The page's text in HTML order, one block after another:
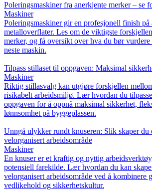
Poleringsmaskiner fra anerkjente merker – se
Maskiner
Poleringsmaskiner gir en profesjonell finish
metalloverflater. Les om de viktigste
merker, og få oversikt over hva du bør
neste maskin.
Tilpass stillaset til oppgaven: Maksimal
Maskiner
Riktig stillasvalg kan utgjøre forskjellen
risikabelt arbeidsmiljø. Lær hvordan du
oppgaven for å oppnå maksimal sikkerhet,
lønnsomhet på byggeplassen.
Unngå ulykker rundt knuseren: Slik skaper du
velorganisert arbeidsområde
Maskiner
En knuser er et kraftig og nyttig
potensiell farekilde. Lær hvordan du kan
velorganisert arbeidsområde ved å kombinere
vedlikehold og sikkerhetskultur.